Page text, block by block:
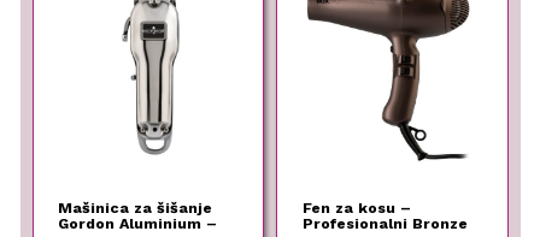
Mašinica za šišanje
Gordon Aluminium –
Fen za kosu –
Profesionalni Bronze